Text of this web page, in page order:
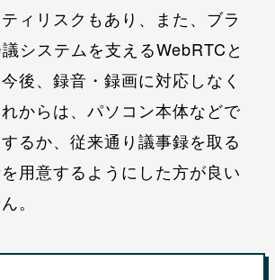
ィリスクもあり、また、ブラ
システムを支えるWebRTCと
後、録音・録画に対応しなく
からは、パソコン本体などで
るか、従来通り議事録を取る
用意するようにした方が良い
。